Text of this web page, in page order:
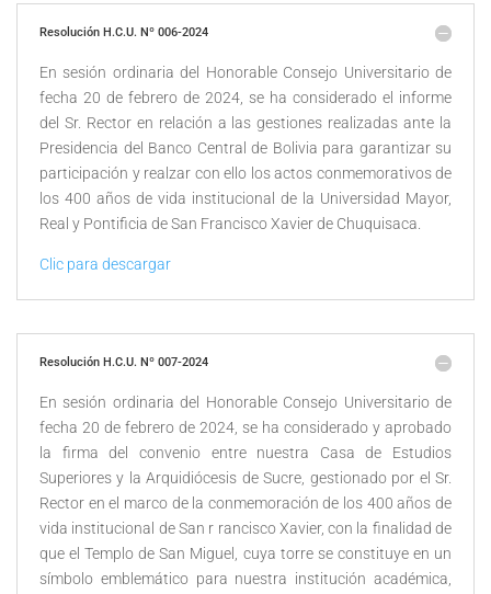
Resolución H.C.U. Nº 006-2024
En sesión ordinaria del Honorable Consejo Universitario de
fecha 20 de febrero de 2024, se ha considerado el informe
del Sr. Rector en relación a las gestiones realizadas ante la
Presidencia del Banco Central de Bolivia para garantizar su
participación y realzar con ello los actos conmemorativos de
los 400 años de vida institucional de la Universidad Mayor,
Real y Pontificia de San Francisco Xavier de Chuquisaca.
Clic para descargar
Resolución H.C.U. Nº 007-2024
En sesión ordinaria del Honorable Consejo Universitario de
fecha 20 de febrero de 2024, se ha considerado y aprobado
la firma del convenio entre nuestra Casa de Estudios
Superiores y la Arquidiócesis de Sucre, gestionado por el Sr.
Rector en el marco de la conmemoración de los 400 años de
vida institucional de San r rancisco Xavier, con la finalidad de
que el Templo de San Miguel, cuya torre se constituye en un
símbolo emblemático para nuestra institución académica,